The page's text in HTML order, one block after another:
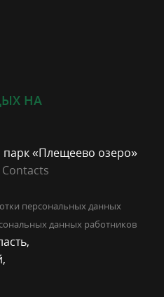
НА
«Плещеево озеро»
Contacts
персональных данных
данных работников